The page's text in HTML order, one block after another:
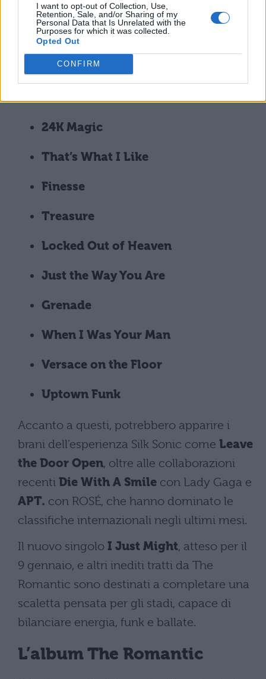
I want to opt-out of Collection, Use,
Retention, Sale, and/or Sharing of my
Personal Data that Is Unrelated with the
Purposes for which it was collected.
Opted Out
CONFIRM
successi, costruendo uno show capace di
attraversare oltre quindici anni di carriera.
Basandosi sui tour precedenti e sulle hit più
recenti, è probabile che in scaletta trovino
24K Magic
That’s What I Like
Finesse
Treasure
Locked Out of Heaven
Just the Way You Are
Grenade
When I Was Your Man
Versace on the Floor
Uptown Funk
Accanto a questi, potrebbero apparire i
brani dell’esperienza Silk Sonic come Leave
the Door Open, oltre alle collaborazioni
recenti Die With A Smile con Lady Gaga e
APT. con ROSÉ, che hanno dominato le
classifiche internazionali negli ultimi mesi.
Il nuovo singolo I Just Might, atteso per il
9 gennaio, e altri inediti tratti da The
Romantic sono destinati a completare una
scaletta pensata per gli stadi, capace di
bilanciare energia, funk e ballate.
L’album The Romantic